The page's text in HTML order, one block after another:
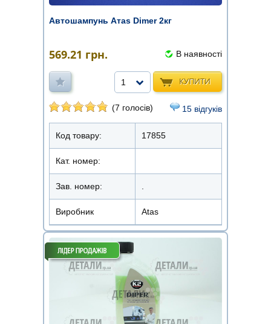
Автошампунь Атаѕ Dimer 2кг
569.21 грн. В наявності
КУПИТИ
1
(7 голосів) 15 відгуків
Код товару: 17855
Кат. номер:
Зав. номер:
Виробник Atas